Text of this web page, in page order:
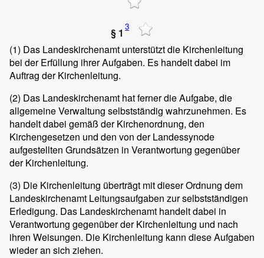
§ 1 3
(1) Das Landeskirchenamt unterstützt die Kirchenleitung
bei der Erfüllung ihrer Aufgaben. Es handelt dabei im
Auftrag der Kirchenleitung.
(2) Das Landeskirchenamt hat ferner die Aufgabe, die
allgemeine Verwaltung selbstständig wahrzunehmen. Es
handelt dabei gemäß der Kirchenordnung, den
Kirchengesetzen und den von der Landessynode
aufgestellten Grundsätzen in Verantwortung gegenüber
der Kirchenleitung.
(3) Die Kirchenleitung überträgt mit dieser Ordnung dem
Landeskirchenamt Leitungsaufgaben zur selbstständigen
Erledigung. Das Landeskirchenamt handelt dabei in
Verantwortung gegenüber der Kirchenleitung und nach
ihren Weisungen. Die Kirchenleitung kann diese Aufgaben
wieder an sich ziehen.